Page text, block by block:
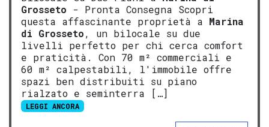
Grosseto - Pronta Consegna Scopri
questa affascinante proprietà a Marina
di Grosseto, un bilocale su due
livelli perfetto per chi cerca comfort
e praticità. Con 70 m² commerciali e
60 m² calpestabili, l'immobile offre
spazi ben distribuiti su piano
rialzato e seminterra […]
LEGGI ANCORA